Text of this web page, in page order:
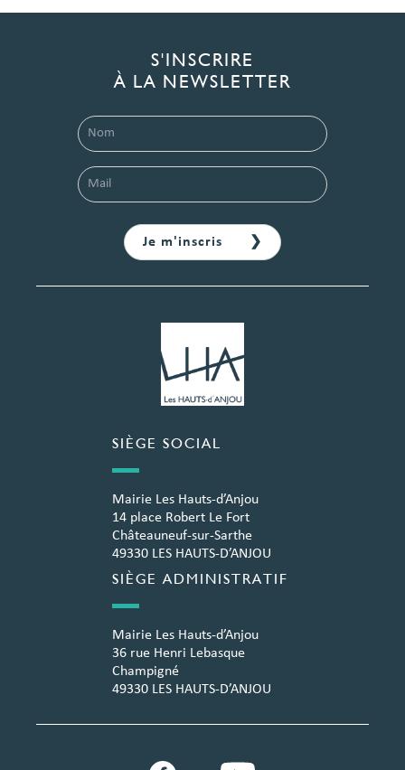
S'INSCRIRE
À LA NEWSLETTER
SIÈGE SOCIAL
Mairie Les Hauts-d’Anjou
14 place Robert Le Fort
Châteauneuf-sur-Sarthe
49330 LES HAUTS-D’ANJOU
SIÈGE ADMINISTRATIF
Mairie Les Hauts-d’Anjou
36 rue Henri Lebasque
Champigné
49330 LES HAUTS-D’ANJOU